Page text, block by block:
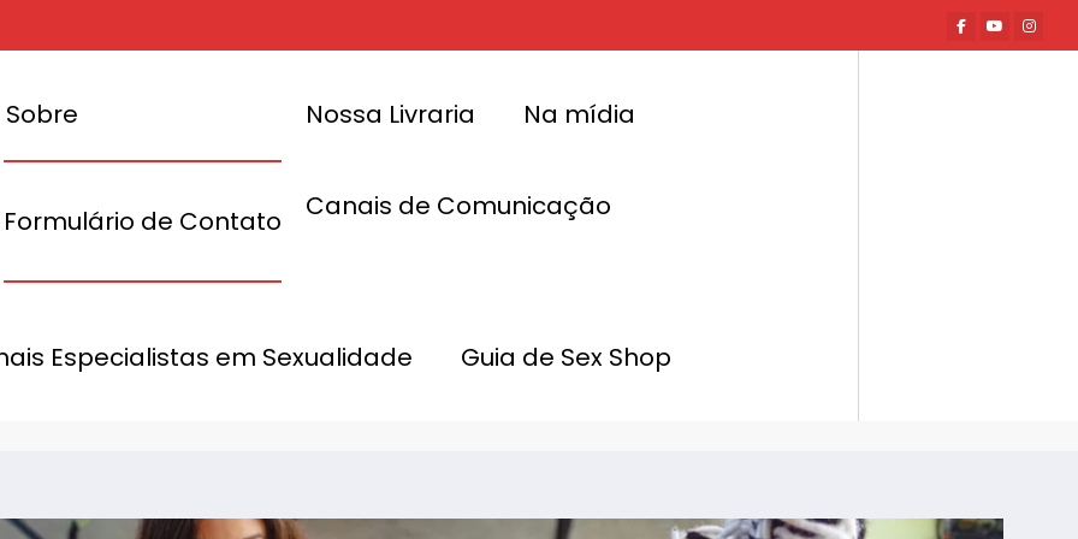
Sobre
Formulário de Contato
Nossa Livraria Na mídia
Canais de Comunicação
Especialistas em Sexualidade Guia de Sex Shop
Pessoas
Impulsionando seu Crescimento Profissional